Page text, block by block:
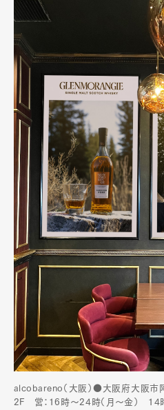
alcobareno（大阪）●大阪府大阪市
2F 営：16時～24時（月〜金） 14